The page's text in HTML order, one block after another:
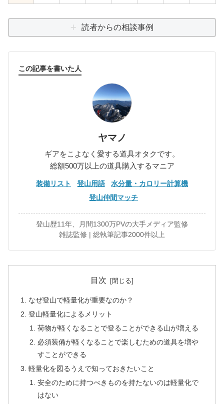
読者からの相談事例
この記事を書いた人
ヤマノ
ギアをこよなく愛する道具オタクです。
総額500万以上の道具購入するマニア
装備リスト 登山用語
水分量・カロリー計算機
登山仲間マッチ
登山歴11年、月間1300万PVの大手メディア監修
雑誌監修 | 総執筆記事2000件以上
目次
なぜ登山で軽量化が重要なのか？
登山軽量化によるメリット
荷物が軽くなることで登ることができる山が増える
必須装備が軽くなることで楽しむための道具を増や
すことができる
軽量化を図るうえで知っておきたいこと
安全のために持つべきものを持たないのは軽量化で
はない